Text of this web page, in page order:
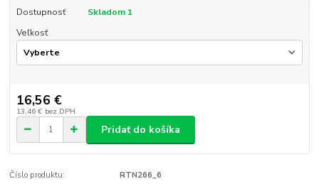
Dostupnosť
Skladom 1
Veľkosť
16,56 €
13,46 € bez DPH
Pridať do košíka
Číslo produktu: RTN266_6